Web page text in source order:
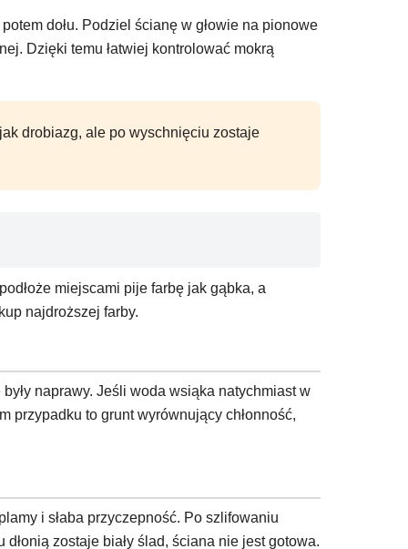
dołu. Podziel ścianę w głowie na pionowe
Dzięki temu łatwiej kontrolować mokrą
drobiazg, ale po wyschnięciu zostaje
miejscami pije farbę jak gąbka, a
najdroższej farby.
naprawy. Jeśli woda wsiąka natychmiast w
przypadku to grunt wyrównujący chłonność,
i słaba przyczepność. Po szlifowaniu
zostaje biały ślad, ściana nie jest gotowa.